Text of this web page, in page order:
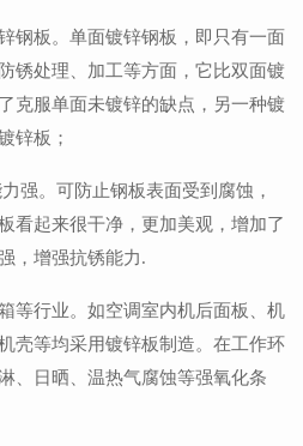
钢板。单面镀锌钢板，即只有一面
锈处理、加工等方面，它比双面镀
克服单面未镀锌的缺点，另一种镀
锌板；
强。可防止钢板表面受到腐蚀，
看起来很干净，更加美观，增加了
，增强抗锈能力.
等行业。如空调室内机后面板、机
壳等均采用镀锌板制造。在工作环
、日晒、温热气腐蚀等强氧化条